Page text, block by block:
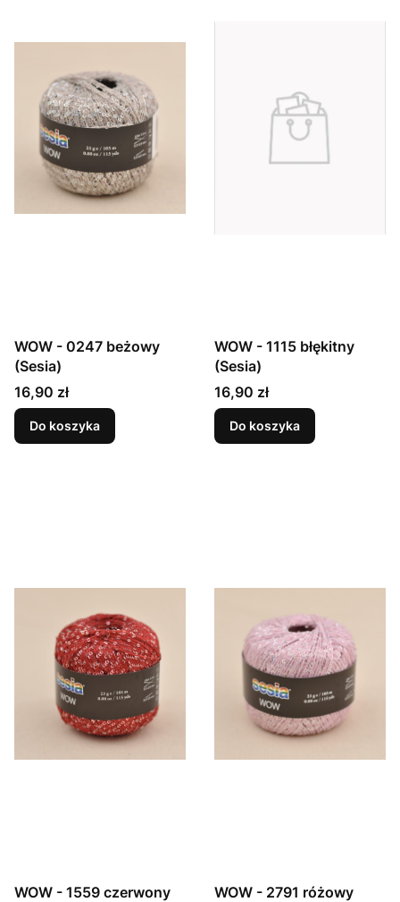
WOW - 0247 beżowy
(Sesia)
Cena
16,90 zł
Do koszyka
WOW - 1115 błękitny
(Sesia)
Cena
16,90 zł
Do koszyka
WOW - 1559 czerwony
WOW - 2791 różowy